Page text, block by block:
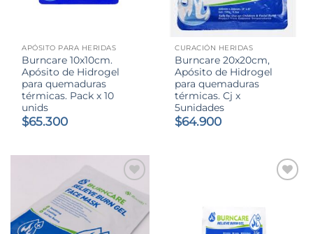
APÓSITO PARA HERIDAS
Burncare 10x10cm.
Apósito de Hidrogel
para quemaduras
térmicas. Pack x 10
unids
$65.300
CURACIÓN HERIDAS
Burncare 20x20cm,
Apósito de Hidrogel
para quemaduras
térmicas. Cj x
5unidades
$64.900